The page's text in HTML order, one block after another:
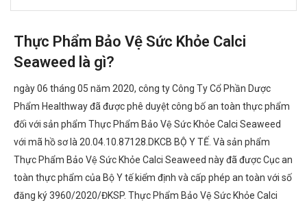
Thực Phẩm Bảo Vệ Sức Khỏe Calci
Seaweed là gì?
ngày 06 tháng 05 năm 2020, công ty Công Ty Cổ Phần Dược
Phẩm Healthway đã được phê duyệt công bố an toàn thực phẩm
đối với sản phẩm Thực Phẩm Bảo Vệ Sức Khỏe Calci Seaweed
với mã hồ sơ là 20.04.10.87128.DKCB BỘ Y TẾ. Và sản phẩm
Thực Phẩm Bảo Vệ Sức Khỏe Calci Seaweed này đã được Cục an
toàn thực phẩm của Bộ Y tế kiểm định và cấp phép an toàn với số
đăng ký 3960/2020/ĐKSP. Thực Phẩm Bảo Vệ Sức Khỏe Calci